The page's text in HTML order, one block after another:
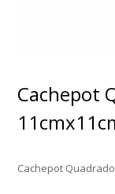
Cachepot
Cachepot